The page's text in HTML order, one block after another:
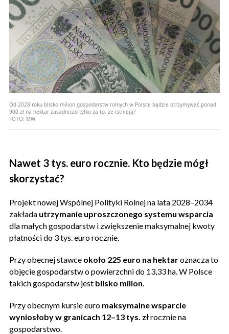
Od 2028 roku blisko milion gospodarstw rolnych w Polsce będzie otrzymywać ponad
900 zł na hektar zasadniczo tylko za to, że istnieją?
FOTO: MW
Nawet 3 tys. euro rocznie. Kto będzie mógł
skorzystać?
Projekt nowej Wspólnej Polityki Rolnej na lata 2028–2034
zakłada utrzymanie uproszczonego systemu wsparcia
dla małych gospodarstw i zwiększenie maksymalnej kwoty
płatności do 3 tys. euro rocznie.
Przy obecnej stawce około 225 euro na hektaroznacza to
objęcie gospodarstw o powierzchni do 13,33 ha. W Polsce
takich gospodarstw jest blisko milion
Przy obecnym kursie euro maksymalne wsparcie
wyniosłoby w granicach 12–13 tys. złrocznie na
gospodarstwo.